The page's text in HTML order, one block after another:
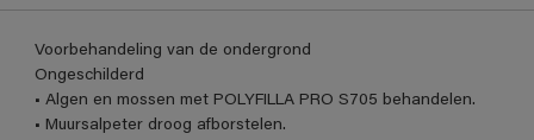
Voorbehandeling van de ondergrond
Ongeschilderd
• Algen en mossen met POLYFILLA PRO S705 behandelen.
• Muursalpeter droog afborstelen.